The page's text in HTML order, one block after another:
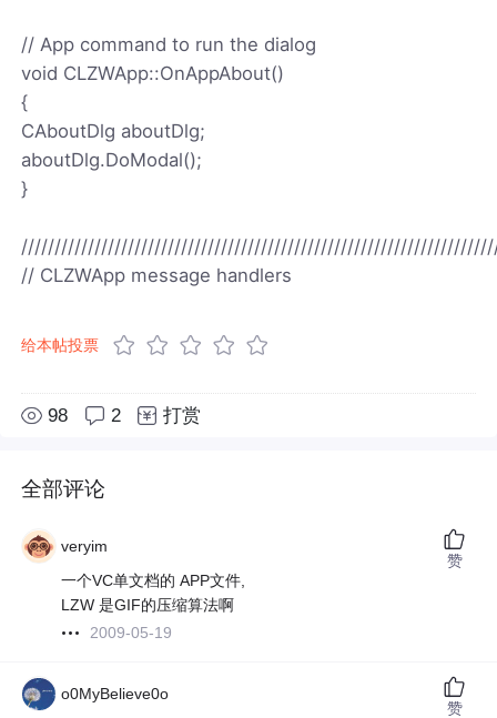
// App command to run the dialog
void CLZWApp::OnAppAbout()
{
CAboutDlg aboutDlg;
aboutDlg.DoModal();
}
// CLZWApp message handlers
给本帖投票
98 2 打赏
全部评论
veryim
一个VC单文档的 APP文件,
LZW 是GIF的压缩算法啊
2009-05-19
赞
o0MyBelieve0o
赞